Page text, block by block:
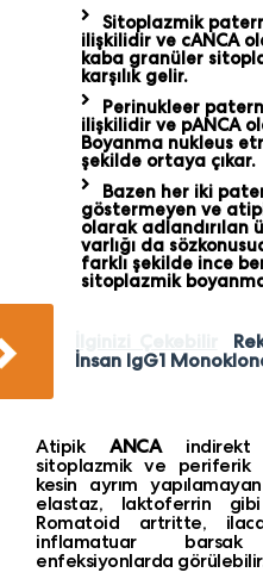
Sitoplazmik
ilişkilidir ve cANCA
kaba granüler
karşılık gelir.
Perinukleer
ilişkilidir ve pANCA
Boyanma nukleus
şekilde ortaya çıkar.
Bazen her iki
göstermeyen ve
olarak adlandırılan
varlığı da
farklı şekilde ince
sitoplazmik
İnsan IgG1
AtipikANCAindirekt
sitoplazmik ve periferik
kesin ayrım
elastaz, laktoferrin
Romatoid artritte,
inflamatuar barsak
enfeksiyonlarda